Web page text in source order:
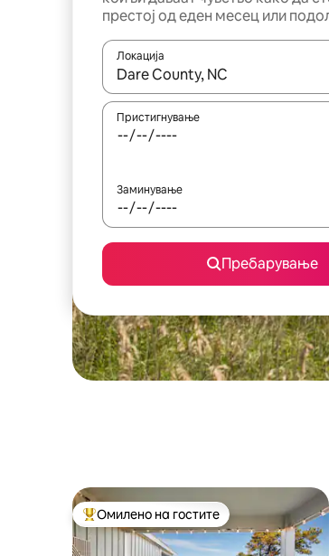
престој од еден месец или
Локација
Кога резултатите се достапни,
Пристигнување
Заминување
Пребарување
Меѓу најуспешните „Омилени на гостите“
Омилено на гостите